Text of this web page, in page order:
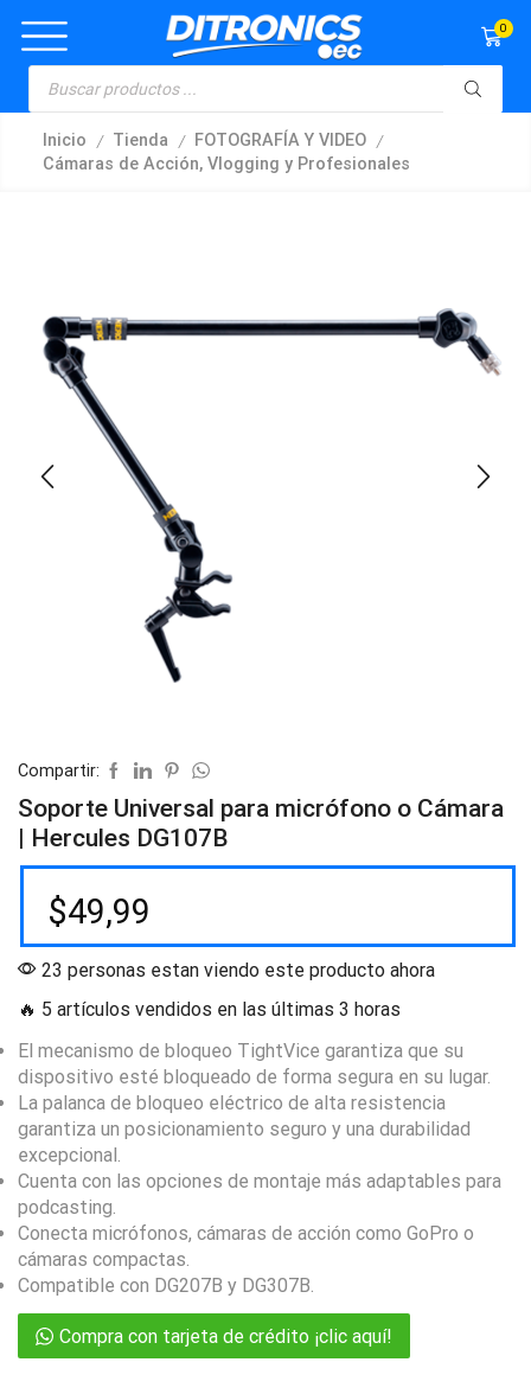
0
Inicio / Tienda / FOTOGRAFÍA Y VIDEO /
Cámaras de Acción, Vlogging y Profesionales
Compartir:
Soporte Universal para micrófono o Cámara
| Hercules DG107B
$49,99
23 personas estan viendo este producto ahora
🔥 5 artículos vendidos en las últimas 3 horas
El mecanismo de bloqueo TightVice garantiza que su
dispositivo esté bloqueado de forma segura en su lugar.
La palanca de bloqueo eléctrico de alta resistencia
garantiza un posicionamiento seguro y una durabilidad
excepcional.
Cuenta con las opciones de montaje más adaptables para
podcasting.
Conecta micrófonos, cámaras de acción como GoPro o
cámaras compactas.
Compatible con DG207B y DG307B.
Compra con tarjeta de crédito ¡clic aquí!